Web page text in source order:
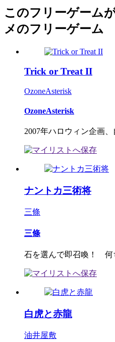
このフリーゲーム
メのフリーゲーム
Trick or Treat II
OzoneAsterisk
OzoneAsterisk
2007年ハロウィン企画
ナントカ三術将
三條
三條
石を選んで即召喚！ 何
白虎と赤龍
油井屋敷